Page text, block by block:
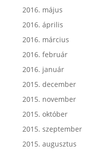
2016. május
2016. április
2016. március
2016. február
2016. január
2015. december
2015. november
2015. október
2015. szeptember
2015. augusztus